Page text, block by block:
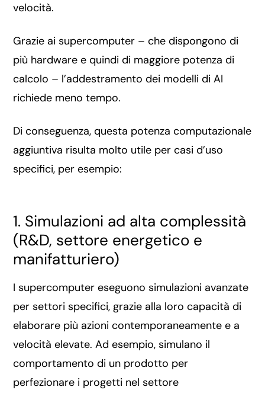
velocità.
Grazie ai supercomputer – che dispongono di
più hardware e quindi di maggiore potenza di
calcolo – l’addestramento dei modelli di AI
richiede meno tempo.
Di conseguenza, questa potenza computazionale
aggiuntiva risulta molto utile per casi d’uso
specifici, per esempio:
1. Simulazioni ad alta complessità
(R&D, settore energetico e
manifatturiero)
I supercomputer eseguono simulazioni avanzate
per settori specifici, grazie alla loro capacità di
elaborare più azioni contemporaneamente e a
velocità elevate. Ad esempio, simulano il
comportamento di un prodotto per
perfezionare i progetti nel settore